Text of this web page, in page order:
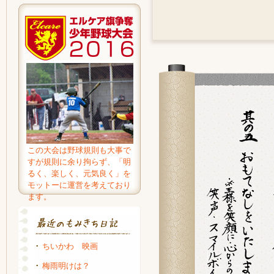
この大会は野球規則も大事で
すが規則に余り拘らず、「明
るく、楽しく、元気良く」を
モットーに運営を考えており
ます。
ちいかわ 映画
梅雨明けは？